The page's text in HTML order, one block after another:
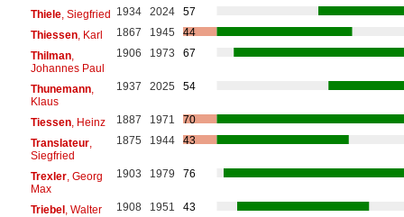
Thiele, Siegfried 1934 2024
57
Thiessen, Karl 1867 1945
44
Thilman,
Johannes Paul
1906 1973 67
Thunemann,
Klaus
1937 2025 54
Tiessen, Heinz 1887 1971
70
Translateur,
Siegfried
1875 1944 43
Trexler, Georg
Max
1903 1979 76
Triebel, Walter 1908 1951
43